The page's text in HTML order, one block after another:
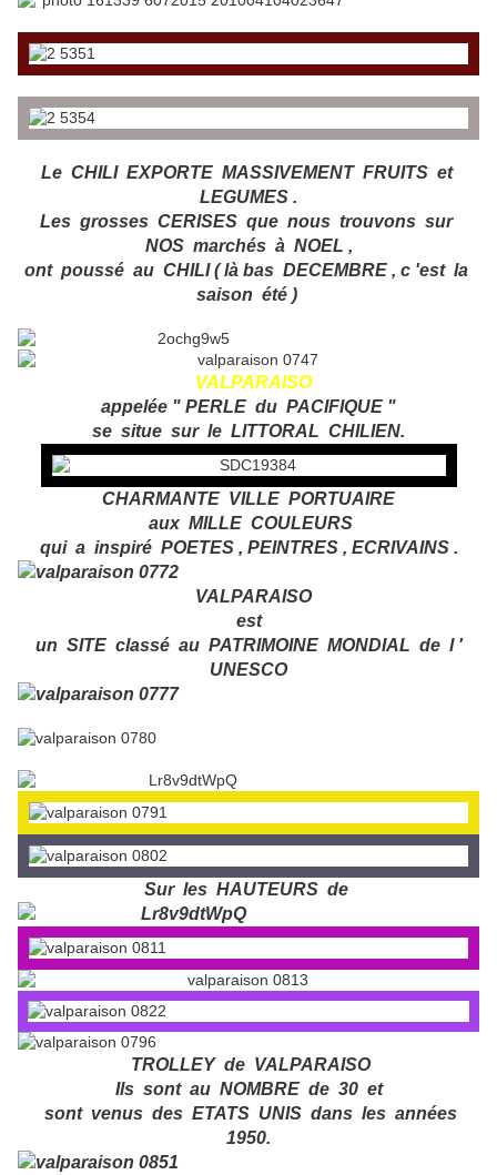
Le CHILI EXPORTE MASSIVEMENT FRUITS et
LEGUMES .
Les grosses CERISES que nous trouvons sur
NOS marchés à NOEL ,
ont poussé au CHILI ( là bas DECEMBRE , c 'est la
saison été )
VALPARAISO
appelée " PERLE du PACIFIQUE "
se situe sur le LITTORAL CHILIEN.
CHARMANTE VILLE PORTUAIRE
aux MILLE COULEURS
qui a inspiré POETES , PEINTRES , ECRIVAINS .
VALPARAISO
est
un SITE classé au PATRIMOINE MONDIAL de l '
UNESCO
Sur les HAUTEURS de
TROLLEY de VALPARAISO
Ils sont au NOMBRE de 30 et
sont venus des ETATS UNIS dans les années
1950.